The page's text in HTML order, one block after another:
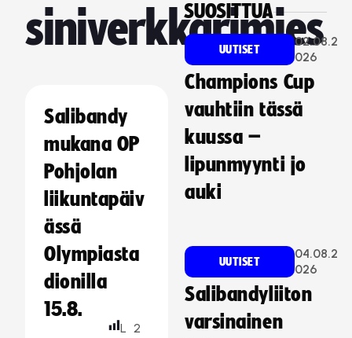
siniverkkarimies
Salibandy
mukana OP
Pohjolan
liikuntapäiv
ässä
Olympiasta
dionilla
15.8.
L 2
SUOSITTUA
UUTISET
02.08.2
026
Champions Cup
vauhtiin tässä
kuussa –
lipunmyynti jo
auki
UUTISET
04.08.2
026
Salibandyliiton
varsinainen